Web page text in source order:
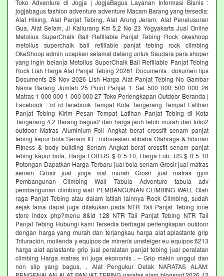
Toko Adventure di Jogja | JogjaBagus Layanan Informasi Bisnis :
jogjabagus fashion adventure adventure Macam Barang yang tersedia:
Alat Hiking, Alat Panjat Tebing, Alat Arung Jeram, Alat Penelusuran
Gua, Alat Selam, Jl Kaliurang Km 5,2 No 23 Yogyakarta Jual Online
Metolius SuperChalk Ball Refillable Panjat Tebing Rock okeshoop
metolius superchalk ball refillable panjat tebing rock climbing
OkeShoop admin ucapkan selamat datang untuk Saudara para shoper
yang ingin belanja Metolius SuperChalk Ball Refillable Panjat Tebing
Rock Lish Harga Alat Panjat Tebing 20261 Documents : dokumen tips
Documents 28 Nov 2026 Lish Harga Alat Panjat Tebing No Gambar
Nama Barang Jumlah 25 Point Panjat 1 Set 500 000 500 000 26
Matras 1 000 000 1 000 000 27 Toko Perlengkapan Outdoor Beranda |
Facebook : id id facebook Tempat Kota Tangerang Tempat Latihan
Panjat Tebing Kirim Pesan Tempat Latihan Panjat Tebing di Kota
Tangerang 4,2 Barang bagus2 dan harga jauh lebih murah dari toko2
outdoor Matras Aluminium Foil Angkat berat crossfit senam panjat
tebing kapur bola Senam ID : indonesian alibaba Olahraga & hiburan
Fitness & body building Senam Angkat berat crossfit senam panjat
tebing kapur bola, Harga FOB:US $ 0 5 10, Harga Fob: US $ 0 5 10
Potongan Dapatkan Harga Terbaru jual bola senam Grosir jual matras
senam Grosir jual yoga mat murah Grosir jual matras gym
Pembangunan Climbing Wall Tabula Adventure tabula adv
pembangunan climbing wall PEMBANGUNAN CLIMBING WALL Olah
raga Panjat Tebing atau dalam istilah lainnya Rock Climbing, sudah
sejak lama dapat juga dilakukan pada NTR Tali Panjat Tebing inne
store index php?menu 8&id 128 NTR Tali Panjat Tebing NTR Tali
Panjat Tebing Hubungi kami Tersedia berbagai perlengkapan outdoor
dengan harga yang murah dan terjangkau harga alat aplastante grip
Trituración, molienda y equipos de minería umsteiger eu equipos 6213
harga alat aplastante grip jual peralatan panjat tebing jual peralatan
climbing Harga matras ini juga ekonomis , – Grip makin unggul dan
non slip yang bagus, , Alat Pengukur Detak NARATAS ALAM: